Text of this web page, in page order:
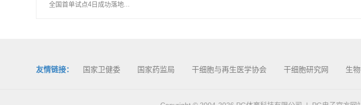
全国首单试点4日成功落地...
友情链接： 国家卫健委 国家药监局 干细胞与再生医学协会 干细胞研究网 生